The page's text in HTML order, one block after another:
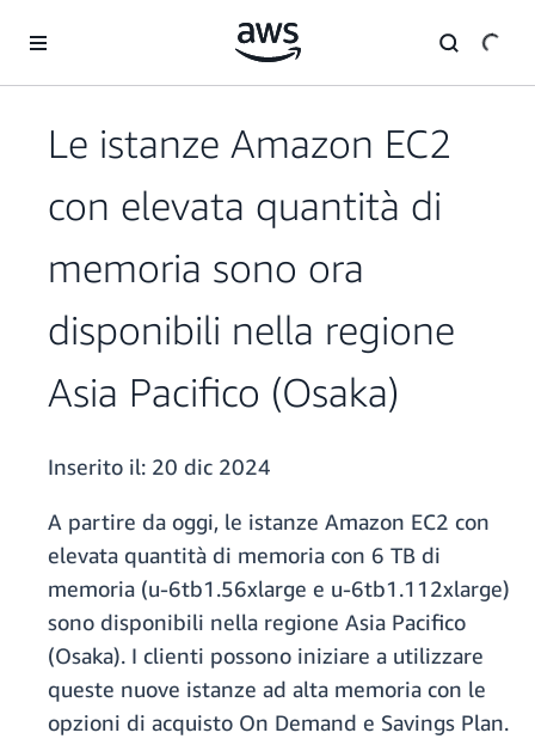
Le istanze Amazon EC2
con elevata quantità di
memoria sono ora
disponibili nella regione
Asia Pacifico (Osaka)
Inserito il: 20 dic 2024
A partire da oggi, le istanze Amazon EC2 con
elevata quantità di memoria con 6 TB di
memoria (u-6tb1.56xlarge e u-6tb1.112xlarge)
sono disponibili nella regione Asia Pacifico
(Osaka). I clienti possono iniziare a utilizzare
queste nuove istanze ad alta memoria con le
opzioni di acquisto On Demand e Savings Plan.